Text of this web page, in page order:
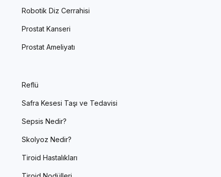
Robotik Diz Cerrahisi
Prostat Kanseri
Prostat Ameliyatı
Reflü
Safra Kesesi Taşı ve Tedavisi
Sepsis Nedir?
Skolyoz Nedir?
Tiroid Hastalıkları